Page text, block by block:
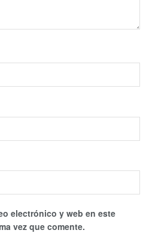
electrónico y web en este
vez que comente.